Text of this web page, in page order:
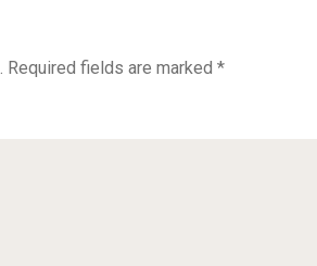
Required fields are marked *